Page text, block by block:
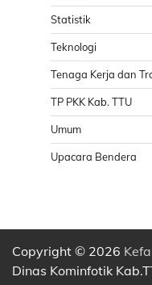
Statistik
Teknologi
Tenaga Kerja dan
TP PKK Kab. TTU
Umum
Upacara Bendera
Copyright © 2026
Dinas Kominfotik